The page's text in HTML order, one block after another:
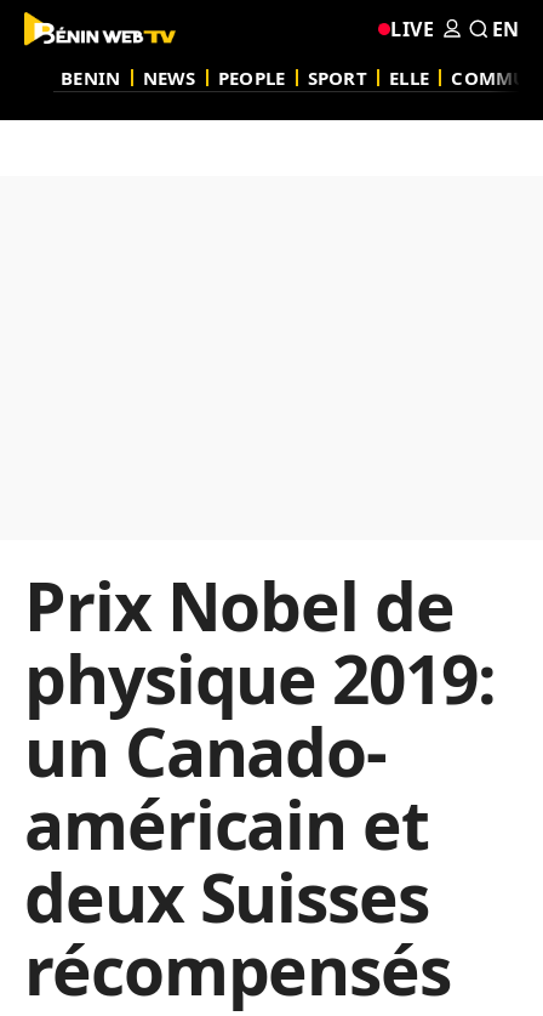
BENIN NEWS PEOPLE SPORT ELLE
LIVE EN
Prix Nobel de
physique 2019:
un Canado-
américain et
deux Suisses
récompensés